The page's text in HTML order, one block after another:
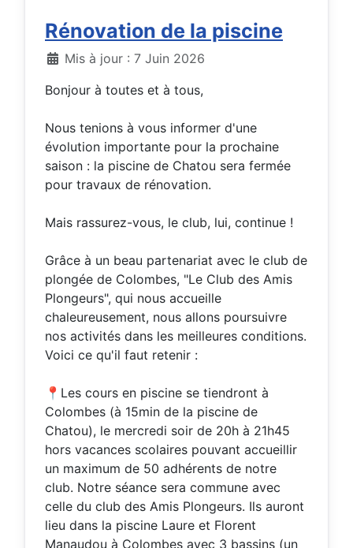
Rénovation de la piscine
DétailsMis à jour : 7 Juin 2026
Bonjour à toutes et à tous,
Nous tenions à vous informer d'une
évolution importante pour la prochaine
saison : la piscine de Chatou sera fermée
pour travaux de rénovation.
Mais rassurez-vous, le club, lui, continue !
Grâce à un beau partenariat avec le club de
plongée de Colombes, "Le Club des Amis
Plongeurs", qui nous accueille
chaleureusement, nous allons poursuivre
nos activités dans les meilleures conditions.
Voici ce qu'il faut retenir :
📍Les cours en piscine se tiendront à
Colombes (à 15min de la piscine de
Chatou), le mercredi soir de 20h à 21h45
hors vacances scolaires pouvant accueillir
un maximum de 50 adhérents de notre
club. Notre séance sera commune avec
celle du club des Amis Plongeurs. Ils auront
lieu dans la piscine Laure et Florent
Manaudou à Colombes avec 3 bassins (un